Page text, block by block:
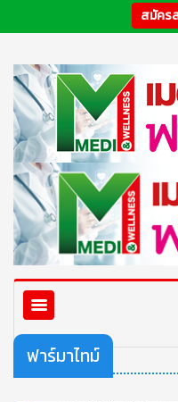
สมัคร
ฟาร์มาไทม์